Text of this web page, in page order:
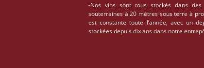
-Nos vins sont tous stockés dans
souterraines à 20 mètres sous terre à
est constante toute l’année, avec un
stockées depuis dix ans dans notre